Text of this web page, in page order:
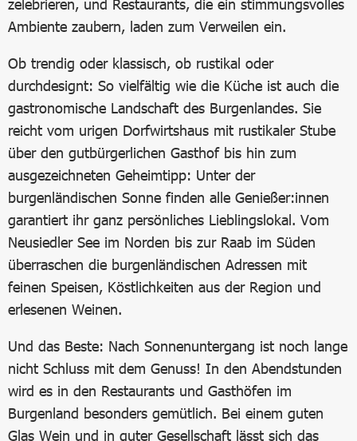
zelebrieren, und Restaurants, die ein stimmungsvolles
Ambiente zaubern, laden zum Verweilen ein.
Ob trendig oder klassisch, ob rustikal oder
durchdesignt: So vielfältig wie die Küche ist auch die
gastronomische Landschaft des Burgenlandes. Sie
reicht vom urigen Dorfwirtshaus mit rustikaler Stube
über den gutbürgerlichen Gasthof bis hin zum
ausgezeichneten Geheimtipp: Unter der
burgenländischen Sonne finden alle Genießer:innen
garantiert ihr ganz persönliches Lieblingslokal. Vom
Neusiedler See im Norden bis zur Raab im Süden
überraschen die burgenländischen Adressen mit
feinen Speisen, Köstlichkeiten aus der Region und
erlesenen Weinen.
Und das Beste: Nach Sonnenuntergang ist noch lange
nicht Schluss mit dem Genuss! In den Abendstunden
wird es in den Restaurants und Gasthöfen im
Burgenland besonders gemütlich. Bei einem guten
Glas Wein und in guter Gesellschaft lässt sich das